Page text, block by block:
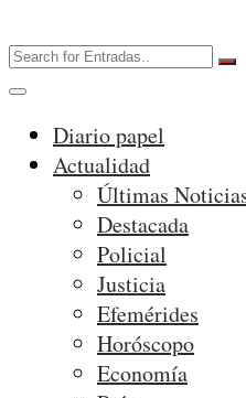
Diario papel
Actualidad
Últimas
Destacada
Policial
Justicia
Efemérides
Horóscopo
Economía